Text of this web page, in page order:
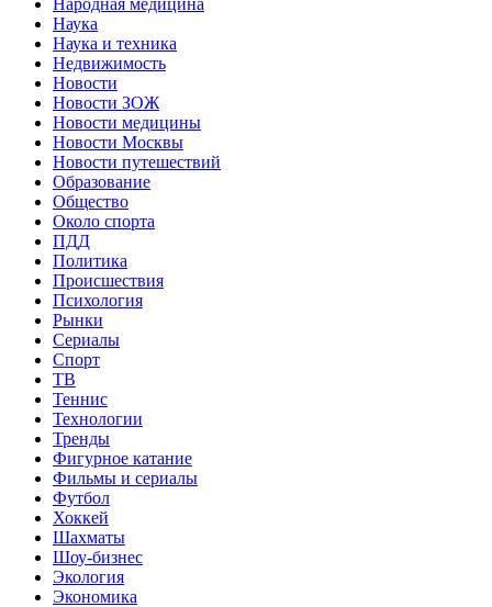
Наука
Наука и техника
Недвижимость
Новости
Новости ЗОЖ
Новости медицины
Новости Москвы
Новости путешествий
Образование
Общество
Около спорта
ПДД
Политика
Происшествия
Психология
Рынки
Сериалы
Спорт
ТВ
Теннис
Технологии
Тренды
Фигурное катание
Фильмы и сериалы
Футбол
Хоккей
Шахматы
Шоу-бизнес
Экология
Экономика